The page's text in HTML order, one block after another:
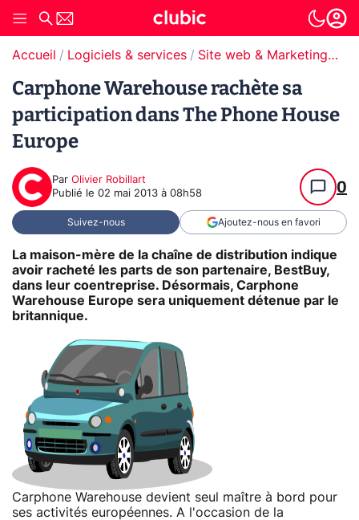
Accueil Logiciels & services Site web & Marketing Digital
Carphone Warehouse rachète sa
participation dans The Phone House
Europe
Par Olivier Robillart
Publié le 02 mai 2013 à 08h58 0
Suivez-nous Ajoutez-nous en favori
La maison-mère de la chaîne de distribution indique
avoir racheté les parts de son partenaire, BestBuy,
dans leur coentreprise. Désormais, Carphone
Warehouse Europe sera uniquement détenue par le
britannique.
Carphone Warehouse devient seul maître à bord pour
ses activités européennes. A l'occasion de la